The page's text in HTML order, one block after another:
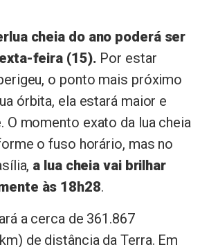
cheia do ano poderá ser
feira (15). Por estar
o ponto mais próximo
órbita, ela estará maior e
O momento exato da lua cheia
o fuso horário, mas no
a lua cheia vai brilhar
às 18h28.
a cerca de 361.867
de distância da Terra. Em